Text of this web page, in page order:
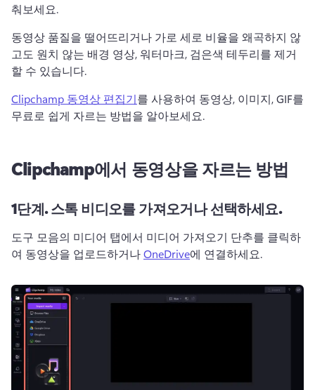
춰보세요.
동영상 품질을 떨어뜨리거나 가로 세로 비율을 왜곡하지 않
고도 원치 않는 배경 영상, 워터마크, 검은색 테두리를 제거
할 수 있습니다.
Clipchamp 동영상 편집기를 사용하여 동영상, 이미지, GIF를
무료로 쉽게 자르는 방법을 알아보세요.
Clipchamp에서 동영상을 자르는 방법
1단계.스톡 비디오를 가져오거나 선택하세요.
도구 모음의 미디어 탭에서 미디어 가져오기 단추를 클릭하
여 동영상을 업로드하거나 OneDrive에 연결하세요.